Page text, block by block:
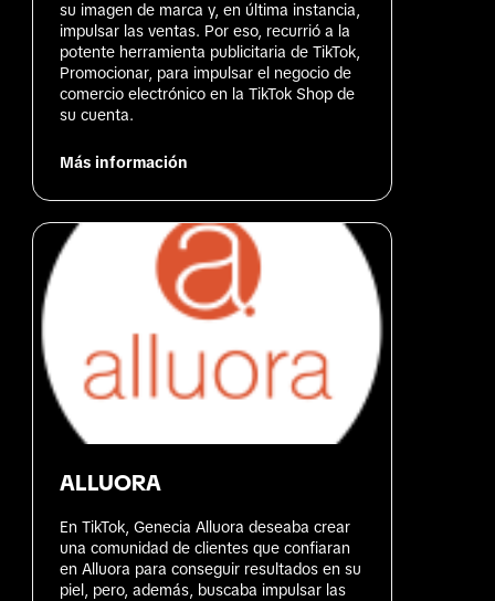
su imagen de marca y, en última instancia,
impulsar las ventas. Por eso, recurrió a la
potente herramienta publicitaria de TikTok,
Promocionar, para impulsar el negocio de
comercio electrónico en la TikTok Shop de
su cuenta.
Más información
ALLUORA
En TikTok, Genecia Alluora deseaba crear
una comunidad de clientes que confiaran
en Alluora para conseguir resultados en su
piel, pero, además, buscaba impulsar las